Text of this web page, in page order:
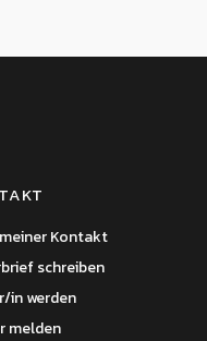
Kontakt
schreiben
in werden
melden